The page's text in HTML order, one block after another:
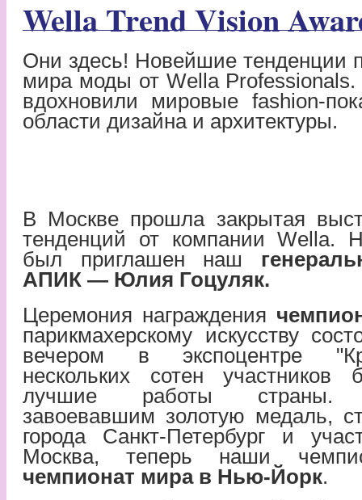
Wella Trend Vision
Они здесь! Новейшие тенденции
мира моды от Wella
вдохновили мировые fashion-
области дизайна и архитектуры.
В Москве прошла закрытая
тенденций от компании Wella.
был приглашен наш
АПИК — Юлия Гоцуляк.
Церемония награждения
парикмахерскому искусству
вечером в экспоцентре
нескольких сотен участников
лучшие работы страны.
завоевавшим золотую медаль,
города Санкт-Петербург и
Москва, теперь наши
чемпионат мира в Нью-Йорк.